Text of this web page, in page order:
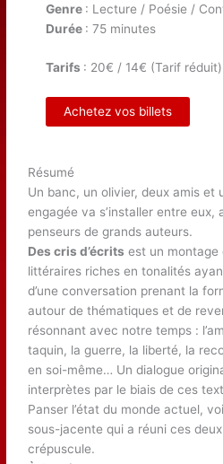
Genre : Lecture / Poésie /
Durée : 75 minutes
Tarifs : 20€ / 14€ (Tarif réduit)
Achetez vos billets
Résumé
Un banc, un olivier, deux amis et
engagée va s’installer entre eux,
penseurs de grands auteurs.
Des cris d’écrits est un montage
littéraires riches en tonalités
d’une conversation prenant la
autour de thématiques et de
résonnant avec notre temps :
taquin, la guerre, la liberté, la
en soi-même… Un dialogue
interprètes par le biais de ces
Panser l’état du monde actuel,
sous-jacente qui a réuni ces
crépuscule.